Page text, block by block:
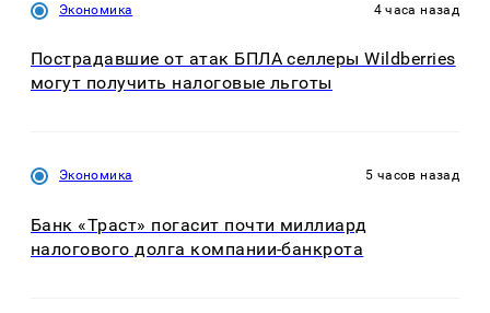
Экономика 4 часа назад
Пострадавшие от атак БПЛА селлеры Wildberries
могут получить налоговые льготы
Экономика 5 часов назад
Банк «Траст» погасит почти миллиард
налогового долга компании-банкрота